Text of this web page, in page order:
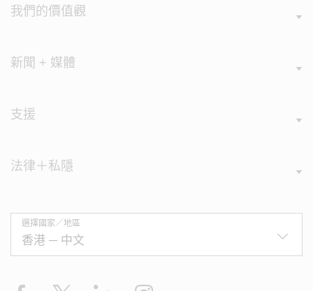
我們的價值觀
新聞 + 媒體
支援
法律＋私隱
選擇國家／地區